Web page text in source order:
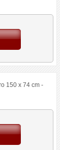
150 x 74 cm -